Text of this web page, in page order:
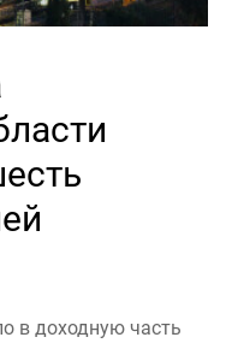
в доходную часть